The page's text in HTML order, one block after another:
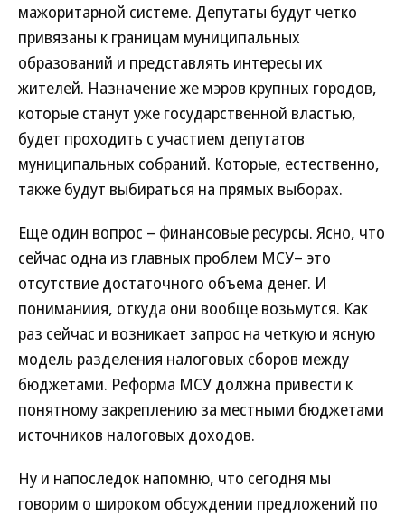
мажоритарной системе. Депутаты будут четко
привязаны к границам муниципальных
образований и представлять интересы их
жителей. Назначение же мэров крупных городов,
которые станут уже государственной властью,
будет проходить с участием депутатов
муниципальных собраний. Которые, естественно,
также будут выбираться на прямых выборах.
Еще один вопрос – финансовые ресурсы. Ясно, что
сейчас одна из главных проблем МСУ– это
отсутствие достаточного объема денег. И
пониманиия, откуда они вообще возьмутся. Как
раз сейчас и возникает запрос на четкую и ясную
модель разделения налоговых сборов между
бюджетами. Реформа МСУ должна привести к
понятному закреплению за местными бюджетами
источников налоговых доходов.
Ну и напоследок напомню, что сегодня мы
говорим о широком обсуждении предложений по